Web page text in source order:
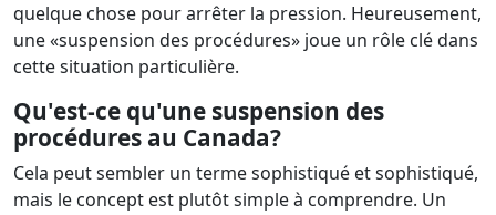
quelque chose pour arrêter la pression. Heureusement,
une «suspension des procédures» joue un rôle clé dans
cette situation particulière.
Qu'est-ce qu'une suspension des
procédures au Canada?
Cela peut sembler un terme sophistiqué et sophistiqué,
mais le concept est plutôt simple à comprendre. Un